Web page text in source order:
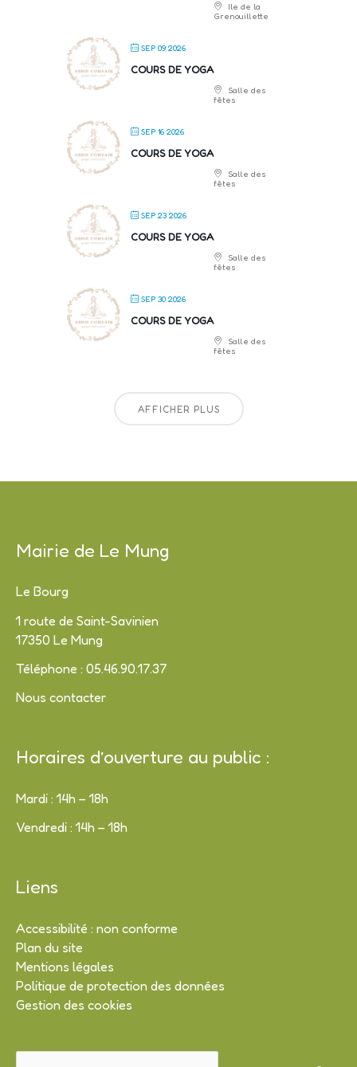
Ile de la
Grenouillette
SEP 09 2026
COURS DE YOGA
Salle des
fêtes
SEP 16 2026
COURS DE YOGA
Salle des
fêtes
SEP 23 2026
COURS DE YOGA
Salle des
fêtes
SEP 30 2026
COURS DE YOGA
Salle des
fêtes
AFFICHER PLUS
Mairie de Le Mung
Le Bourg
1 route de Saint-Savinien
17350 Le Mung
Téléphone : 05.46.90.17.37
Nous contacter
Horaires d’ouverture au public :
Mardi : 14h – 18h
Vendredi : 14h – 18h
Liens
Accessibilité : non conforme
Plan du site
Mentions légales
Politique de protection des données
Gestion des cookies